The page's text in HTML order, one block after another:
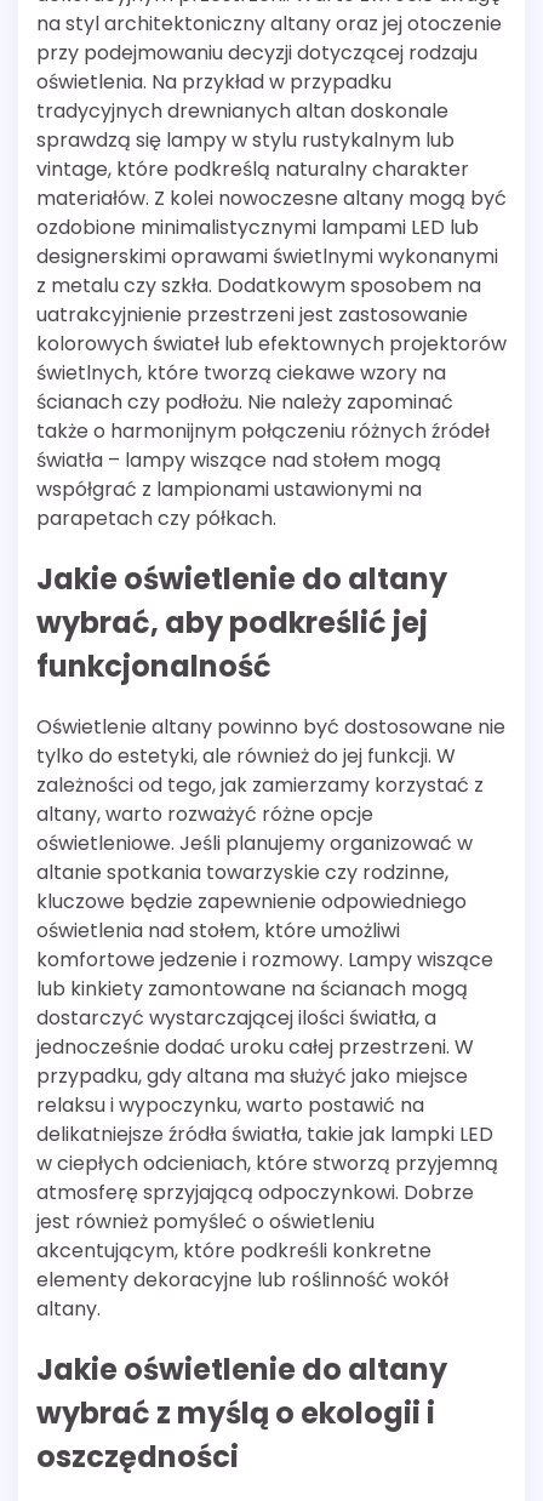
na styl architektoniczny altany oraz jej otoczenie
przy podejmowaniu decyzji dotyczącej rodzaju
oświetlenia. Na przykład w przypadku
tradycyjnych drewnianych altan doskonale
sprawdzą się lampy w stylu rustykalnym lub
vintage, które podkreślą naturalny charakter
materiałów. Z kolei nowoczesne altany mogą być
ozdobione minimalistycznymi lampami LED lub
designerskimi oprawami świetlnymi wykonanymi
z metalu czy szkła. Dodatkowym sposobem na
uatrakcyjnienie przestrzeni jest zastosowanie
kolorowych świateł lub efektownych projektorów
świetlnych, które tworzą ciekawe wzory na
ścianach czy podłożu. Nie należy zapominać
także o harmonijnym połączeniu różnych źródeł
światła – lampy wiszące nad stołem mogą
współgrać z lampionami ustawionymi na
parapetach czy półkach.
Jakie oświetlenie do altany
wybrać, aby podkreślić jej
funkcjonalność
Oświetlenie altany powinno być dostosowane nie
tylko do estetyki, ale również do jej funkcji. W
zależności od tego, jak zamierzamy korzystać z
altany, warto rozważyć różne opcje
oświetleniowe. Jeśli planujemy organizować w
altanie spotkania towarzyskie czy rodzinne,
kluczowe będzie zapewnienie odpowiedniego
oświetlenia nad stołem, które umożliwi
komfortowe jedzenie i rozmowy. Lampy wiszące
lub kinkiety zamontowane na ścianach mogą
dostarczyć wystarczającej ilości światła, a
jednocześnie dodać uroku całej przestrzeni. W
przypadku, gdy altana ma służyć jako miejsce
relaksu i wypoczynku, warto postawić na
delikatniejsze źródła światła, takie jak lampki LED
w ciepłych odcieniach, które stworzą przyjemną
atmosferę sprzyjającą odpoczynkowi. Dobrze
jest również pomyśleć o oświetleniu
akcentującym, które podkreśli konkretne
elementy dekoracyjne lub roślinność wokół
altany.
Jakie oświetlenie do altany
wybrać z myślą o ekologii i
oszczędności